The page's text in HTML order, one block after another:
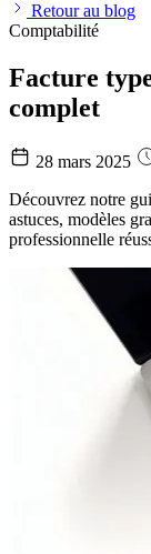
Retour au blog
Comptabilité
Facture
complet
28 mars 2025
Découvrez notre
astuces, modèles
professionnelle